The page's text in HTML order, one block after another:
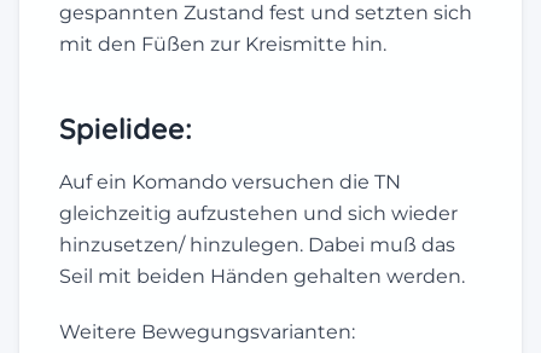
gespannten Zustand fest und setzten sich
mit den Füßen zur Kreismitte hin.
Spielidee:
Auf ein Komando versuchen die TN
gleichzeitig aufzustehen und sich wieder
hinzusetzen/ hinzulegen. Dabei muß das
Seil mit beiden Händen gehalten werden.
Weitere Bewegungsvarianten: